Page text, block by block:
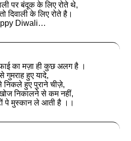
पर बंदूक के लिए रोते थे,
दिवाली के लिए रोते है।
Diwali…
का मज़ा ही कुछ अलग है ।
से गुमराह हुए यादे,
निकले हुए पुराने चीज़े,
निकालने से कम नहीं,
पे मुस्कान ले आती है ।।